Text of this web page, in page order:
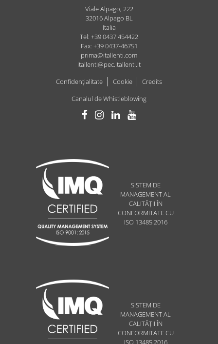
Viale Alpago, 222
32016Alpago BL
Italia
Tel: +39 0437 454422
Fax: +39 0437-46751
prima@itallenti.com
itallenti@pec.itallenti.it
Confidențialitate
Cookie
Credits
Canalul de Whistleblowing
SISTEM DE
MANAGEMENT AL
CALITĂȚII ÎN
CONFORMITATE CU
ISO 13485:2016
SISTEM DE
MANAGEMENT AL
CALITĂȚII ÎN
CONFORMITATE CU
ISO 13485:2016